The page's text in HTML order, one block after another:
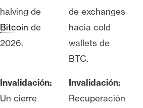
halving de
Bitcoin de
2026.
de exchanges
hacia cold
wallets de
BTC.
Invalidación:
Un cierre
Invalidación:
Recuperación